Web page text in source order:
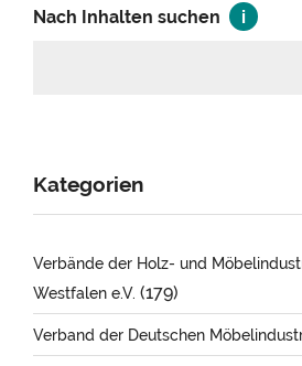
Nach Inhalten suchen
Kategorien
Verbände der Holz- und
Westfalen e.V. (179)
Verband der Deutschen